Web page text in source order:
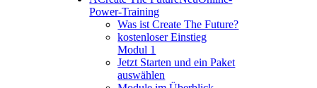
Power-Training
Was ist Create The Future?
kostenloser Einstieg
Modul 1
Jetzt Starten und ein Paket
auswählen